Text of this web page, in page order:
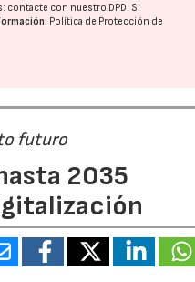
contacte con nuestro DPD. Si
Política de Protección de
futuro
2035